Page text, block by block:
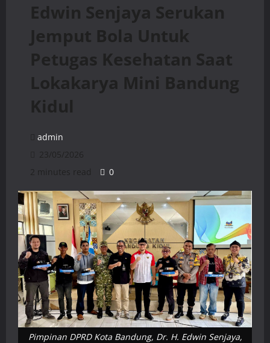
Edwin Senjaya Serukan
Jemput Bola Untuk
Petugas Kesehatan Saat
Lokakarya Mini Bandung
Kidul
admin
23/05/2026
2 minutes read
0
Pimpinan DPRD Kota Bandung, Dr. H. Edwin Senjaya,